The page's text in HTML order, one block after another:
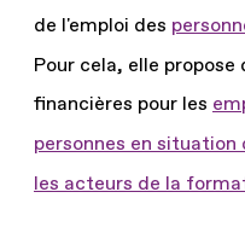
de l'emploi des
Pour cela, elle
financières pour les
personnes en situation
les acteurs de la